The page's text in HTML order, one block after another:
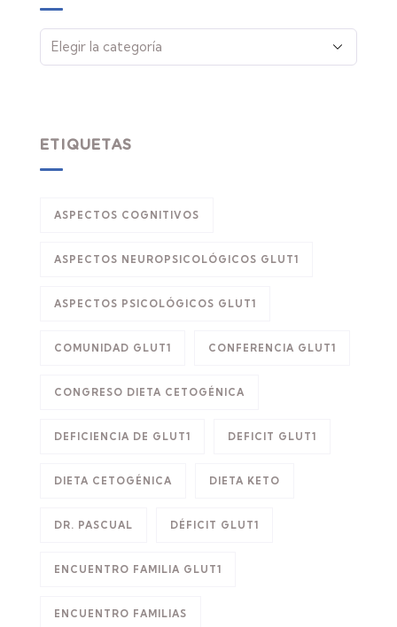
ETIQUETAS
ASPECTOS COGNITIVOS
ASPECTOS NEUROPSICOLÓGICOS GLUT1
ASPECTOS PSICOLÓGICOS GLUT1
COMUNIDAD GLUT1 CONFERENCIA GLUT1
CONGRESO DIETA CETOGÉNICA
DEFICIENCIA DE GLUT1 DEFICIT GLUT1
DIETA CETOGÉNICA DIETA KETO
DR. PASCUAL DÉFICIT GLUT1
ENCUENTRO FAMILIA GLUT1
ENCUENTRO FAMILIAS